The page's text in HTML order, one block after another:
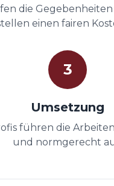
die
einen fairen
3
Umsetzung
führen die
und normgerecht